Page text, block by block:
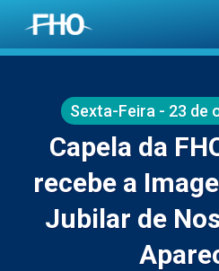
Sexta-Feira - 23 de
Capela da
recebe a
Jubilar de